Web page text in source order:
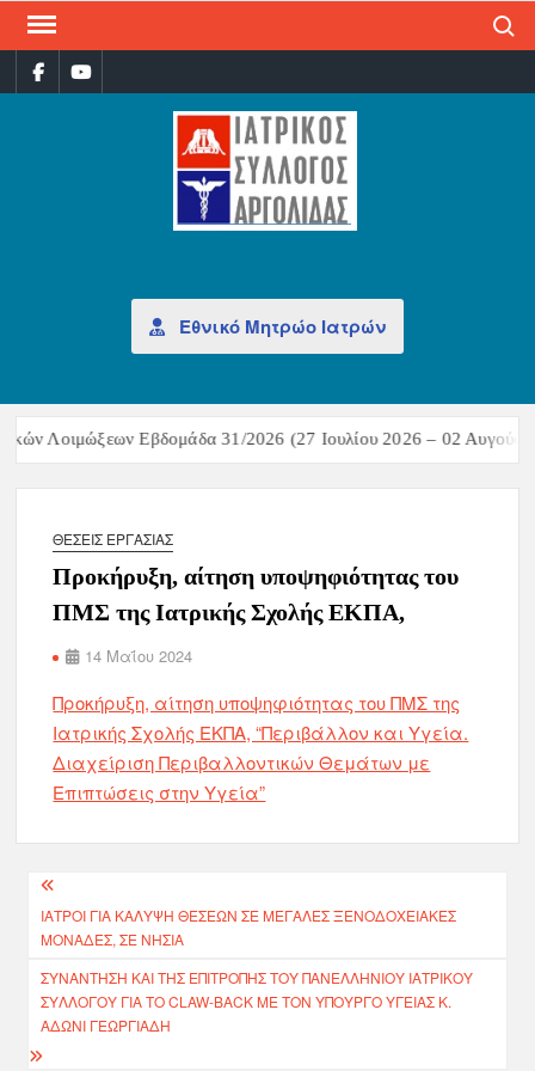
Εθνικό Μητρώο Ιατρών
Λοιμώξεων Εβδομάδα 31/2026 (27 Ιουλίου 2026 – 02
ΘΈΣΕΙΣ ΕΡΓΑΣΊΑΣ
Προκήρυξη, αίτηση υποψηφιότητας του
ΠΜΣ της Ιατρικής Σχολής ΕΚΠΑ,
14 Μαΐου 2024
Προκήρυξη, αίτηση υποψηφιότητας του ΠΜΣ της
Ιατρικής Σχολής ΕΚΠΑ, “Περιβάλλον και Υγεία.
Διαχείριση Περιβαλλοντικών Θεμάτων με
Επιπτώσεις στην Υγεία”
ΙΑΤΡΟΙ ΓΙΑ ΚΑΛΥΨΗ ΘΕΣΕΩΝ ΣΕ ΜΕΓΑΛΕΣ ΞΕΝΟΔΟΧΕΙΑΚΕΣ
ΜΟΝΑΔΕΣ, ΣΕ ΝΗΣΙΑ
ΣΥΝΆΝΤΗΣΗ ΚΑΙ ΤΗΣ ΕΠΙΤΡΟΠΉΣ ΤΟΥ ΠΑΝΕΛΛΉΝΙΟΥ ΙΑΤΡΙΚΟΎ
ΣΥΛΛΌΓΟΥ ΓΙΑ ΤΟ CLAW-BACK ΜΕ ΤΟΝ ΥΠΟΥΡΓΌ ΥΓΕΊΑΣ Κ.
ΆΔΩΝΙ ΓΕΩΡΓΙΆΔΗ